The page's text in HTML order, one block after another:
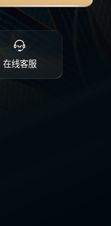
在线客服